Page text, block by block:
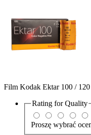
Film Kodak Ektar 100 / 120
Rating forQuality
Proszę wybrać